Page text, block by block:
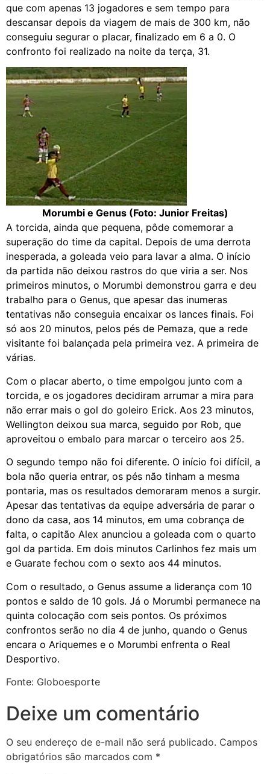
que com apenas 13 jogadores e sem tempo para
descansar depois da viagem de mais de 300 km, não
conseguiu segurar o placar, finalizado em 6 a 0. O
confronto foi realizado na noite da terça, 31.
Morumbi e Genus (Foto: Junior Freitas)
A torcida, ainda que pequena, pôde comemorar a
superação do time da capital. Depois de uma derrota
inesperada, a goleada veio para lavar a alma. O início
da partida não deixou rastros do que viria a ser. Nos
primeiros minutos, o Morumbi demonstrou garra e deu
trabalho para o Genus, que apesar das inumeras
tentativas não conseguia encaixar os lances finais. Foi
só aos 20 minutos, pelos pés de Pemaza, que a rede
visitante foi balançada pela primeira vez. A primeira de
várias.
Com o placar aberto, o time empolgou junto com a
torcida, e os jogadores decidiram arrumar a mira para
não errar mais o gol do goleiro Erick. Aos 23 minutos,
Wellington deixou sua marca, seguido por Rob, que
aproveitou o embalo para marcar o terceiro aos 25.
O segundo tempo não foi diferente. O início foi difícil, a
bola não queria entrar, os pés não tinham a mesma
pontaria, mas os resultados demoraram menos a surgir.
Apesar das tentativas da equipe adversária de parar o
dono da casa, aos 14 minutos, em uma cobrança de
falta, o capitão Alex anunciou a goleada com o quarto
gol da partida. Em dois minutos Carlinhos fez mais um
e Guarate fechou com o sexto aos 44 minutos.
Com o resultado, o Genus assume a liderança com 10
pontos e saldo de 10 gols. Já o Morumbi permanece na
quinta colocação com seis pontos. Os próximos
confrontos serão no dia 4 de junho, quando o Genus
encara o Ariquemes e o Morumbi enfrenta o Real
Desportivo.
Fonte: Globoesporte
Deixe um comentário
O seu endereço de e-mail não será publicado. Campos
obrigatórios são marcados com *